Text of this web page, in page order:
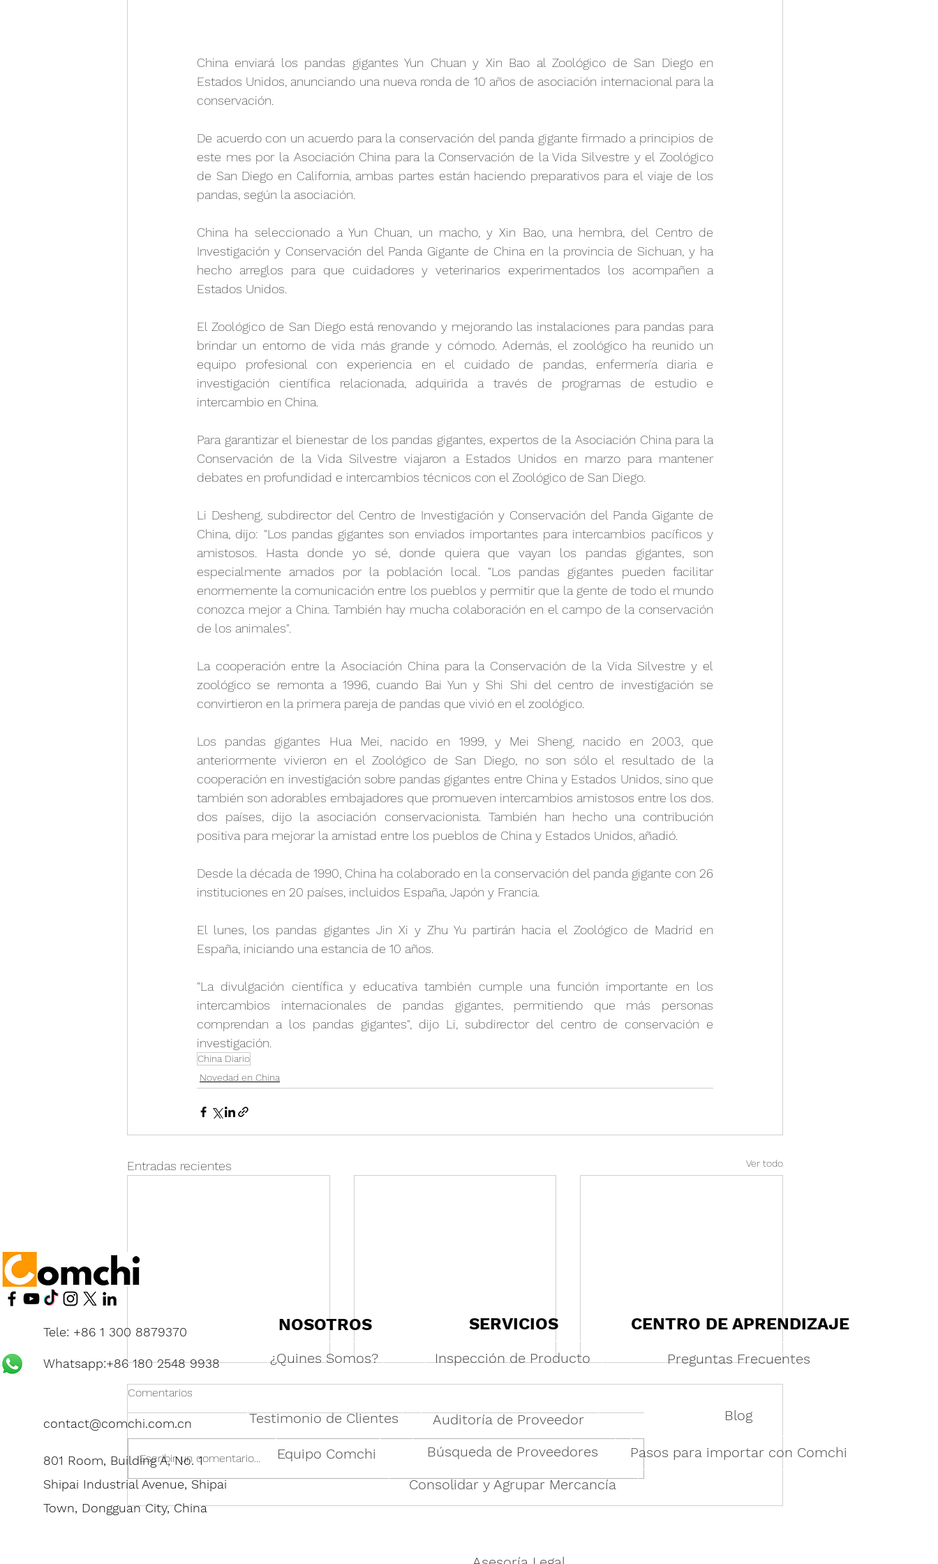
China enviará los pandas gigantes Yun Chuan y Xin Bao al Zoológico de San Diego en
Estados Unidos, anunciando una nueva ronda de 10 años de asociación internacional para la
conservación.
De acuerdo con un acuerdo para la conservación del panda gigante firmado a principios de
este mes por la Asociación China para la Conservación de la Vida Silvestre y el Zoológico
de San Diego en California, ambas partes están haciendo preparativos para el viaje de los
pandas, según la asociación.
China ha seleccionado a Yun Chuan, un macho, y Xin Bao, una hembra, del Centro de
Investigación y Conservación del Panda Gigante de China en la provincia de Sichuan, y ha
hecho arreglos para que cuidadores y veterinarios experimentados los acompañen a
Estados Unidos.
El Zoológico de San Diego está renovando y mejorando las instalaciones para pandas para
brindar un entorno de vida más grande y cómodo. Además, el zoológico ha reunido un
equipo profesional con experiencia en el cuidado de pandas, enfermería diaria e
investigación científica relacionada, adquirida a través de programas de estudio e
intercambio en China.
Para garantizar el bienestar de los pandas gigantes, expertos de la Asociación China para la
Conservación de la Vida Silvestre viajaron a Estados Unidos en marzo para mantener
debates en profundidad e intercambios técnicos con el Zoológico de San Diego.
Li Desheng, subdirector del Centro de Investigación y Conservación del Panda Gigante de
China, dijo: "Los pandas gigantes son enviados importantes para intercambios pacíficos y
amistosos. Hasta donde yo sé, donde quiera que vayan los pandas gigantes, son
especialmente amados por la población local. "Los pandas gigantes pueden facilitar
enormemente la comunicación entre los pueblos y permitir que la gente de todo el mundo
conozca mejor a China. También hay mucha colaboración en el campo de la conservación
de los animales".
La cooperación entre la Asociación China para la Conservación de la Vida Silvestre y el
zoológico se remonta a 1996, cuando Bai Yun y Shi Shi del centro de investigación se
convirtieron en la primera pareja de pandas que vivió en el zoológico.
Los pandas gigantes Hua Mei, nacido en 1999, y Mei Sheng, nacido en 2003, que
anteriormente vivieron en el Zoológico de San Diego, no son sólo el resultado de la
cooperación en investigación sobre pandas gigantes entre China y Estados Unidos, sino que
también son adorables embajadores que promueven intercambios amistosos entre los dos.
dos países, dijo la asociación conservacionista. También han hecho una contribución
positiva para mejorar la amistad entre los pueblos de China y Estados Unidos, añadió.
Desde la década de 1990, China ha colaborado en la conservación del panda gigante con 26
instituciones en 20 países, incluidos España, Japón y Francia.
El lunes, los pandas gigantes Jin Xi y Zhu Yu partirán hacia el Zoológico de Madrid en
España, iniciando una estancia de 10 años.
"La divulgación científica y educativa también cumple una función importante en los
intercambios internacionales de pandas gigantes, permitiendo que más personas
comprendan a los pandas gigantes", dijo Li, subdirector del centro de conservación e
investigación.
China Diario
Novedad en China
Entradas recientes Ver todo
Fabricantes chinos de
productos para el hogar:
Comentarios
Escribir un comentario...
Tele: +86 1 300 8879370
Whatsapp:+86 180 2548 9938
contact@comchi.com.cn
801 Room, Building A, No. 1
Shipai Industrial Avenue, Shipai
Town, Dongguan City, China
NOSOTROS
¿Quines Somos?
SERVICIOS CENTRO DE APRENDIZAJE
Inspección de Producto Preguntas Frecuentes
Testimonio de Clientes
Equipo Comchi
Auditoría de Proveedor
Búsqueda de Proveedores
Blog
Pasos para importar con Comchi
Consolidar y Agrupar Mercancía